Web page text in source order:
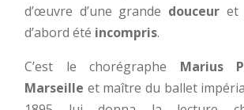
d’œuvre d’une grande douceur et
d’abord été incompris.
C’est le chorégraphe Marius
Marseille et maître du ballet